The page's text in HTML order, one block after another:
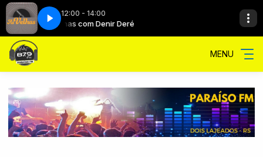
12:00 - 14:00
As Velinhas com Denir Deré As Velinhas
MENU